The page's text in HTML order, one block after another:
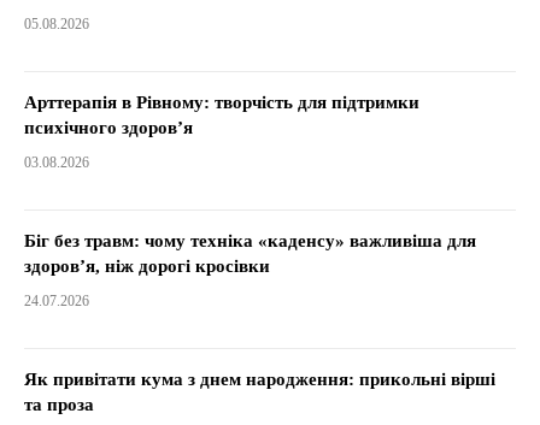
05.08.2026
Арттерапія в Рівному: творчість для підтримки
психічного здоров’я
03.08.2026
Біг без травм: чому техніка «каденсу» важливіша для
здоров’я, ніж дорогі кросівки
24.07.2026
Як привітати кума з днем народження: прикольні вірші
та проза